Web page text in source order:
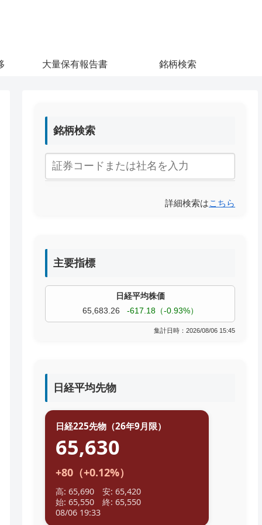
大量保有報告書 銘柄検索
銘柄検索
詳細検索はこちら
主要指標
TOPIX
4,055.85
+9.68（+0.24%）
集計日時：2026/08/06 15:45
日経平均先物
日経225先物（26年9月限）
65,630
+80（+0.12%）
高: 65,690 安: 65,420
始: 65,550 終: 65,550
08/06 19:33